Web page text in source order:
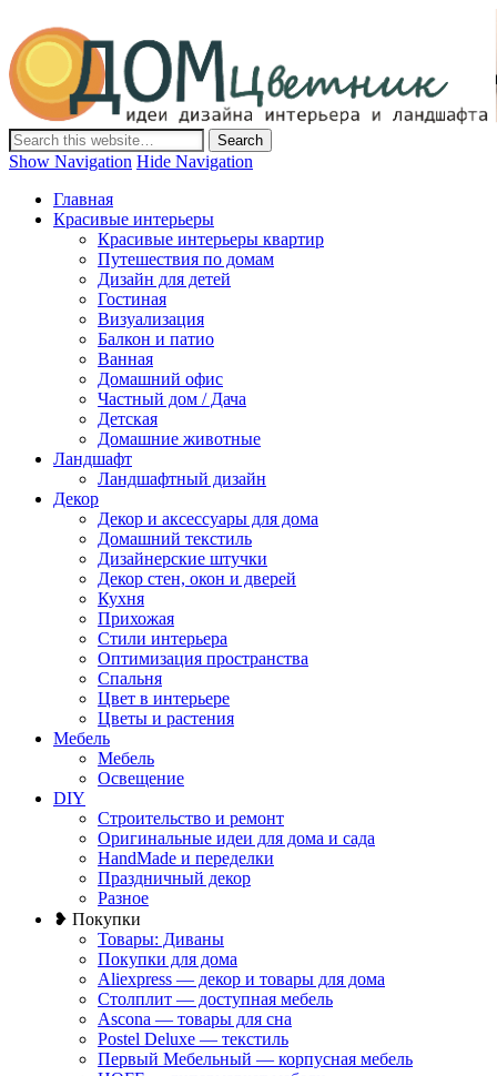
Дом-Цветник
Дизайн интерьера и ландшафта, декор и обустройство дома.
Идеи со всего мира.
Show Navigation Hide Navigation
Главная
Красивые интерьеры
Красивые интерьеры квартир
Путешествия по домам
Дизайн для детей
Гостиная
Визуализация
Балкон и патио
Ванная
Домашний офис
Частный дом / Дача
Детская
Домашние животные
Ландшафт
Ландшафтный дизайн
Декор
Декор и аксессуары для дома
Домашний текстиль
Дизайнерские штучки
Декор стен, окон и дверей
Кухня
Прихожая
Стили интерьера
Оптимизация пространства
Спальня
Цвет в интерьере
Цветы и растения
Мебель
Мебель
Освещение
DIY
Строительство и ремонт
Оригинальные идеи для дома и сада
HandMade и переделки
Праздничный декор
Разное
❥ Покупки
Товары: Диваны
Покупки для дома
Aliexpress — декор и товары для дома
Столплит — доступная мебель
Ascona — товары для сна
Postel Deluxe — текстиль
Первый Мебельный — корпусная мебель